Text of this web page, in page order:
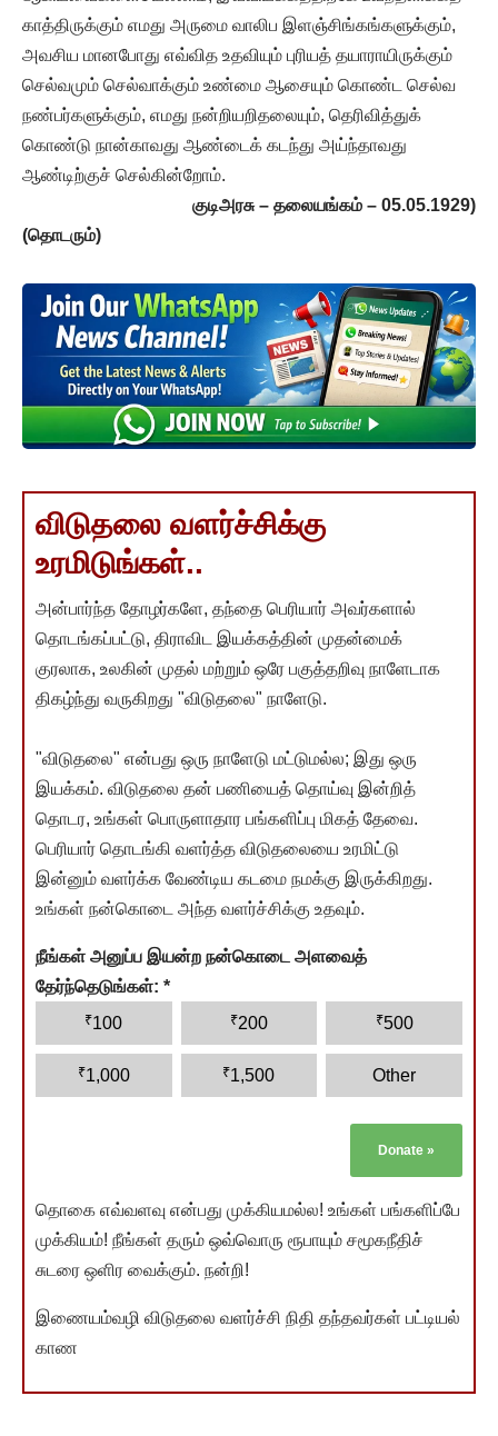
காத்திருக்கும் எமது அருமை வாலிப இளஞ்சிங்கங்களுக்கும்,
அவசிய மானபோது எவ்வித உதவியும் புரியத் தயாராயிருக்கும்
செல்வமும் செல்வாக்கும் உண்மை ஆசையும் கொண்ட செல்வ
நண்பர்களுக்கும், எமது நன்றியறிதலையும், தெரிவித்துக்
கொண்டு நான்காவது ஆண்டைக் கடந்து அய்ந்தாவது
ஆண்டிற்குச் செல்கின்றோம்.
குடிஅரசு – தலையங்கம் – 05.05.1929)
(தொடரும்)
விடுதலை வளர்ச்சிக்கு
உரமிடுங்கள்..
அன்பார்ந்த தோழர்களே, தந்தை பெரியார் அவர்களால்
தொடங்கப்பட்டு, திராவிட இயக்கத்தின் முதன்மைக்
குரலாக, உலகின் முதல் மற்றும் ஒரே பகுத்தறிவு நாளேடாக
திகழ்ந்து வருகிறது "விடுதலை" நாளேடு.
"விடுதலை" என்பது ஒரு நாளேடு மட்டுமல்ல; இது ஒரு
இயக்கம். விடுதலை தன் பணியைத் தொய்வு இன்றித்
தொடர, உங்கள் பொருளாதார பங்களிப்பு மிகத் தேவை.
பெரியார் தொடங்கி வளர்த்த விடுதலையை உரமிட்டு
இன்னும் வளர்க்க வேண்டிய கடமை நமக்கு இருக்கிறது.
உங்கள் நன்கொடை அந்த வளர்ச்சிக்கு உதவும்.
நீங்கள் அனுப்ப இயன்ற நன்கொடை அளவைத்
தேர்ந்தெடுங்கள்: *
₹100 ₹200 ₹500
₹1,000 ₹1,500 Other
Donate »
தொகை எவ்வளவு என்பது முக்கியமல்ல! உங்கள் பங்களிப்பே
முக்கியம்! நீங்கள் தரும் ஒவ்வொரு ரூபாயும் சமூகநீதிச்
சுடரை ஒளிர வைக்கும். நன்றி!
இணையம்வழி விடுதலை வளர்ச்சி நிதி தந்தவர்கள் பட்டியல்
காண